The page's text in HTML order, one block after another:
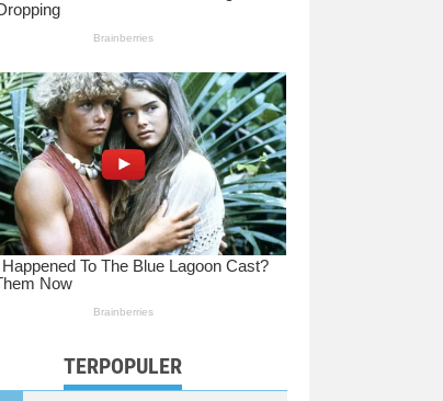
TERPOPULER